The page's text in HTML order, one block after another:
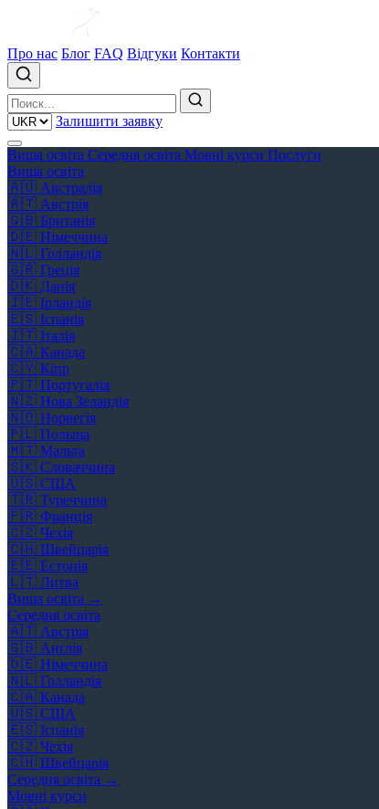
Про нас Блог FAQ Відгуки Контакти
Залишити заявку
Вища освіта Середня освіта Мовні курси Послуги
Вища освіта
🇦🇺 Австралія
🇦🇹 Австрія
🇬🇧 Британія
🇩🇪 Німеччина
🇳🇱 Голландія
🇬🇷 Греція
🇩🇰 Данія
🇮🇪 Ірландія
🇪🇸 Іспанія
🇮🇹 Італія
🇨🇦 Канада
🇨🇾 Кіпр
🇵🇹 Португалія
🇳🇿 Нова Зеландія
🇳🇴 Норвегія
🇵🇱 Польща
🇲🇹 Мальта
🇸🇰 Словаччина
🇺🇸 США
🇹🇷 Туреччина
🇫🇷 Франція
🇨🇿 Чехія
🇨🇭 Швейцарія
🇪🇪 Естонія
🇱🇹 Литва
Вища освіта →
Середня освіта
🇦🇹 Австрія
🇬🇧 Англія
🇩🇪 Німеччина
🇳🇱 Голландія
🇨🇦 Канада
🇺🇸 США
🇪🇸 Іспанія
🇨🇿 Чехія
🇨🇭 Швейцарія
Середня освіта →
Мовні курси